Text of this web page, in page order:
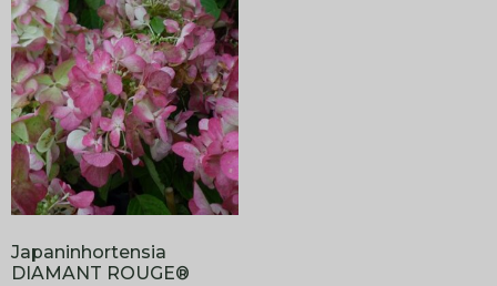
Japaninhortensia
DIAMANT ROUGE®